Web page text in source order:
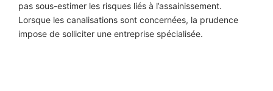
pas sous-estimer les risques liés à l’assainissement.
Lorsque les canalisations sont concernées, la prudence
impose de solliciter une entreprise spécialisée.